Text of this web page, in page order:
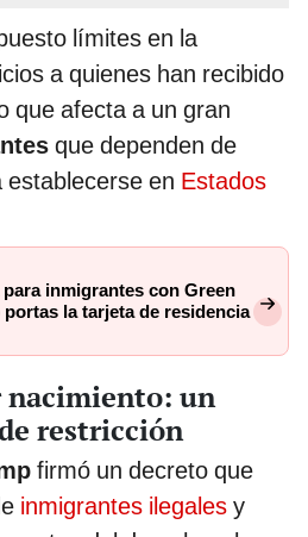
límites en la
a quienes han recibido
que afecta a un gran
que dependen de
en Estados
inmigrantes con Green
la tarjeta de residencia
nacimiento: un
restricción
firmó un decreto que
inmigrantes ilegales y